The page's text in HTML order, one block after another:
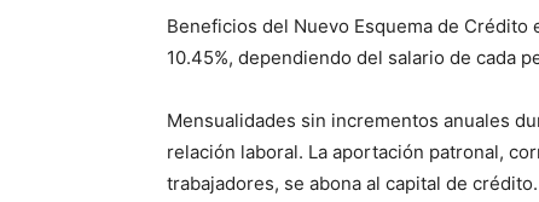
Beneficios del Nuevo Esquema de Crédito
10.45%, dependiendo del salario de cada
Mensualidades sin incrementos anuales
relación laboral. La aportación patronal,
trabajadores, se abona al capital de crédito.